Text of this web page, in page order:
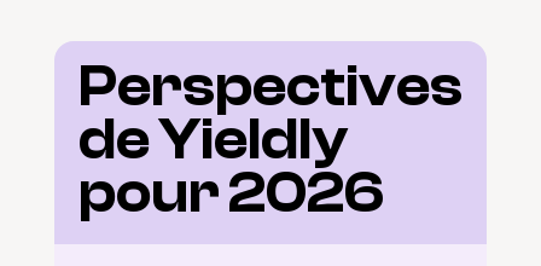
Perspectives
de Yieldly
pour 2026